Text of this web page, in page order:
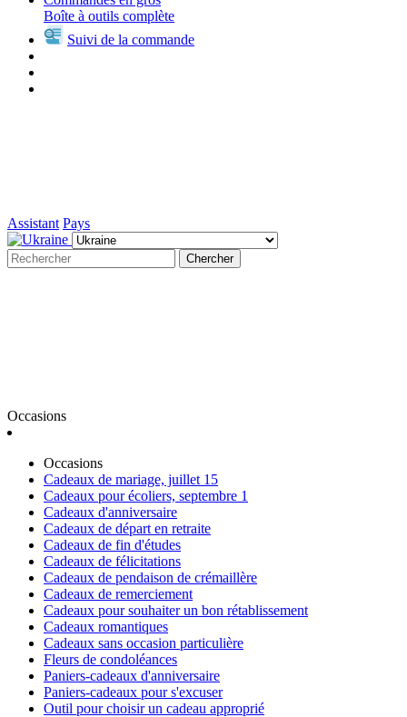
Boîte à outils complète
Suivi de la commande
Assistant Pays
Chercher
Occasions
Occasions
Cadeaux de mariage, juillet 15
Cadeaux pour écoliers, septembre 1
Cadeaux d'anniversaire
Cadeaux de départ en retraite
Cadeaux de fin d'études
Cadeaux de félicitations
Cadeaux de pendaison de crémaillère
Cadeaux de remerciement
Cadeaux pour souhaiter un bon rétablissement
Cadeaux romantiques
Cadeaux sans occasion particulière
Fleurs de condoléances
Paniers-cadeaux d'anniversaire
Paniers-cadeaux pour s'excuser
Outil pour choisir un cadeau approprié